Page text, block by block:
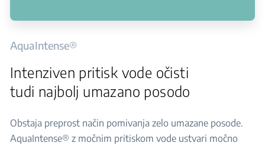
AquaIntense®
Intenziven pritisk vode očisti
tudi najbolj umazano posodo
Obstaja preprost način pomivanja zelo umazane posode.
AquaIntense® z močnim pritiskom vode ustvari močno